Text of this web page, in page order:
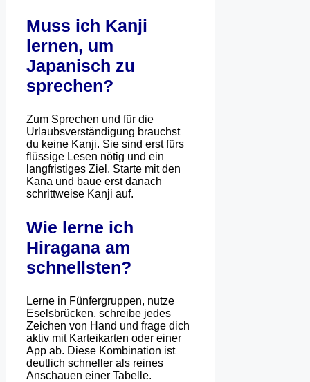
Muss ich Kanji
lernen, um
Japanisch zu
sprechen?
Zum Sprechen und für die
Urlaubsverständigung brauchst
du keine Kanji. Sie sind erst fürs
flüssige Lesen nötig und ein
langfristiges Ziel. Starte mit den
Kana und baue erst danach
schrittweise Kanji auf.
Wie lerne ich
Hiragana am
schnellsten?
Lerne in Fünfergruppen, nutze
Eselsbrücken, schreibe jedes
Zeichen von Hand und frage dich
aktiv mit Karteikarten oder einer
App ab. Diese Kombination ist
deutlich schneller als reines
Anschauen einer Tabelle.